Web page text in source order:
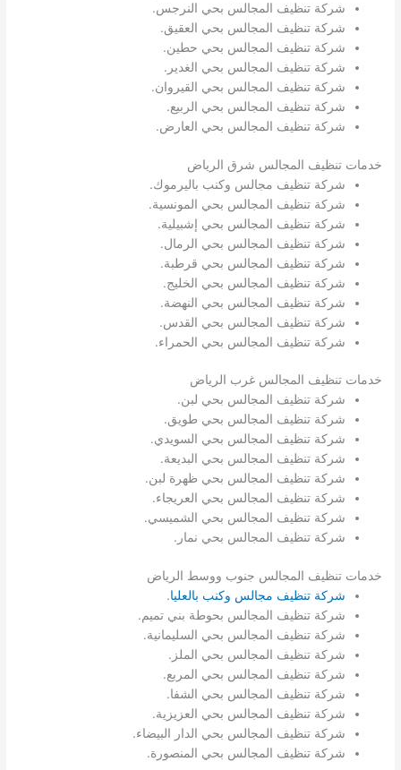
شركة تنظيف المجالس بحي النرجس.
شركة تنظيف المجالس بحي العقيق.
شركة تنظيف المجالس بحي حطين.
شركة تنظيف المجالس بحي الغدير.
شركة تنظيف المجالس بحي القيروان.
شركة تنظيف المجالس بحي الربيع.
شركة تنظيف المجالس بحي العارض.
خدمات تنظيف المجالس شرق الرياض
شركة تنظيف مجالس وكنب باليرموك.
شركة تنظيف المجالس بحي المونسية.
شركة تنظيف المجالس بحي إشبيلية.
شركة تنظيف المجالس بحي الرمال.
شركة تنظيف المجالس بحي قرطبة.
شركة تنظيف المجالس بحي الخليج.
شركة تنظيف المجالس بحي النهضة.
شركة تنظيف المجالس بحي القدس.
شركة تنظيف المجالس بحي الحمراء.
خدمات تنظيف المجالس غرب الرياض
شركة تنظيف المجالس بحي لبن.
شركة تنظيف المجالس بحي طويق.
شركة تنظيف المجالس بحي السويدي.
شركة تنظيف المجالس بحي البديعة.
شركة تنظيف المجالس بحي ظهرة لبن.
شركة تنظيف المجالس بحي العريجاء.
شركة تنظيف المجالس بحي الشميسي.
شركة تنظيف المجالس بحي نمار.
خدمات تنظيف المجالس جنوب ووسط الرياض
شركة تنظيف مجالس وكنب بالعليا.
شركة تنظيف المجالس بحوطة بني تميم.
شركة تنظيف المجالس بحي السليمانية.
شركة تنظيف المجالس بحي الملز.
شركة تنظيف المجالس بحي المربع.
شركة تنظيف المجالس بحي الشفا.
شركة تنظيف المجالس بحي العزيزية.
شركة تنظيف المجالس بحي الدار البيضاء.
شركة تنظيف المجالس بحي المنصورة.